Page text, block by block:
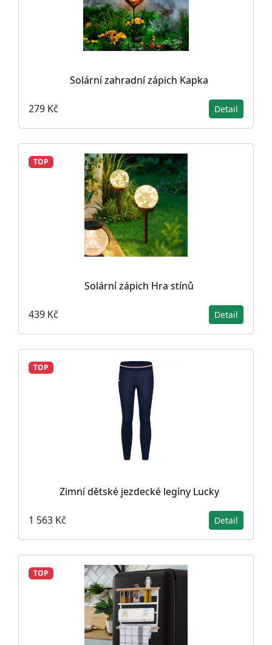
Solární zahradní zápich Kapka
279 Kč Detail
TOP
Solární zápich Hra stínů
439 Kč Detail
TOP
Zimní dětské jezdecké legíny Lucky
1 563 Kč Detail
TOP